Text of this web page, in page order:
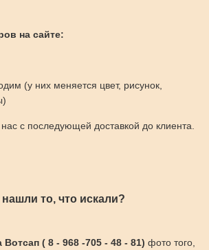
на сайте:
(у них меняется цвет, рисунок,
с последующей доставкой до клиента.
то, что искали?
( 8 - 968 -705 - 48 - 81) фото того,